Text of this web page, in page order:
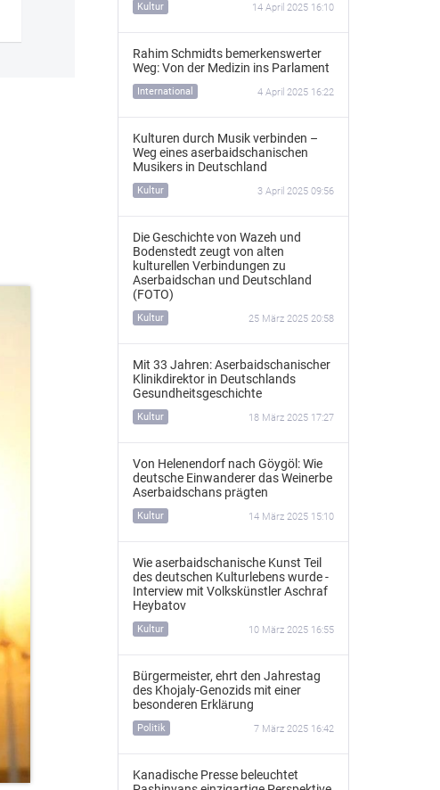
Kultur 14 April 2025 16:10
Rahim Schmidts bemerkenswerter
Weg: Von der Medizin ins Parlament
International 4 April 2025 16:22
Kulturen durch Musik verbinden –
Weg eines aserbaidschanischen
Musikers in Deutschland
Kultur 3 April 2025 09:56
Die Geschichte von Wazeh und
Bodenstedt zeugt von alten
kulturellen Verbindungen zu
Aserbaidschan und Deutschland
(FOTO)
Kultur 25 März 2025 20:58
Mit 33 Jahren: Aserbaidschanischer
Klinikdirektor in Deutschlands
Gesundheitsgeschichte
Kultur 18 März 2025 17:27
Von Helenendorf nach Göygöl: Wie
deutsche Einwanderer das Weinerbe
Aserbaidschans prägten
Kultur 14 März 2025 15:10
Wie aserbaidschanische Kunst Teil
des deutschen Kulturlebens wurde -
Interview mit Volkskünstler Aschraf
Heybatov
Kultur 10 März 2025 16:55
Bürgermeister, ehrt den Jahrestag
des Khojaly-Genozids mit einer
besonderen Erklärung
Politik 7 März 2025 16:42
Kanadische Presse beleuchtet